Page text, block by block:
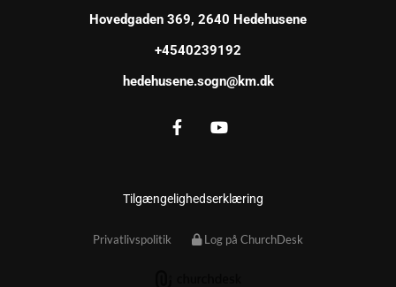
Hovedgaden 369, 2640 Hedehusene
+4540239192
hedehusene.sogn@km.dk
Tilgængelighedserklæring
Privatlivspolitik Log på ChurchDesk